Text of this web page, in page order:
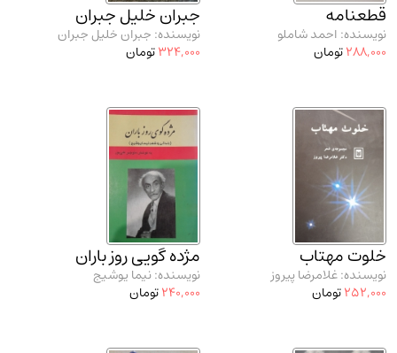
قطعنامه
نویسنده: احمد شاملو
288,000تومان
جبران خلیل جبران
نویسنده: جبران خلیل جبران
324,000تومان
خلوت مهتاب
نویسنده: غلامرضا پیروز
252,000تومان
مژده گویی روز باران
نویسنده: نیما یوشیج
240,000تومان